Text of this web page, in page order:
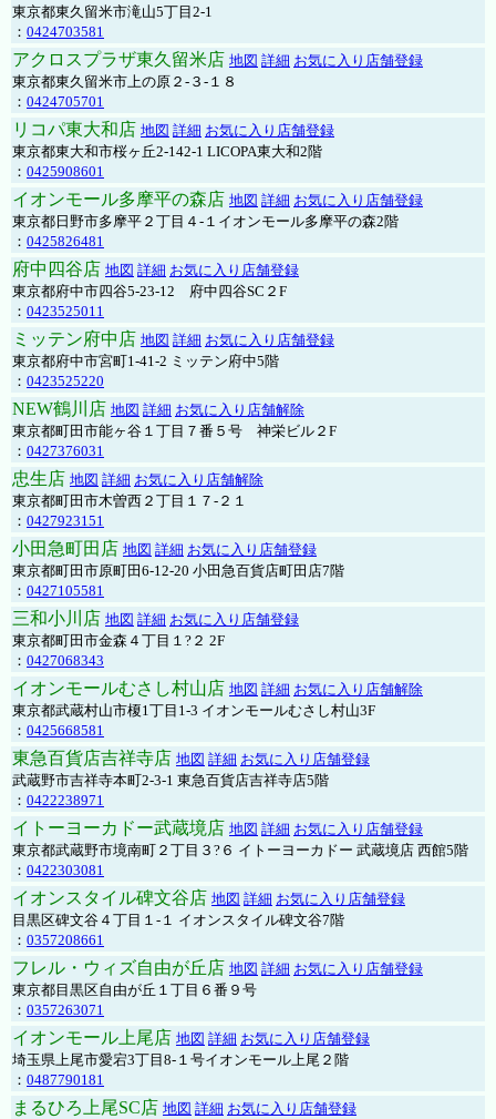
東京都東久留米市滝山5丁目2-1
： 0424703581
アクロスプラザ東久留米店 地図 詳細 お気に入り店舗登録
東京都東久留米市上の原２-３-１８
： 0424705701
リコパ東大和店 地図 詳細 お気に入り店舗登録
東京都東大和市桜ヶ丘2-142-1 LICOPA東大和2階
： 0425908601
イオンモール多摩平の森店 地図 詳細 お気に入り店舗登録
東京都日野市多摩平２丁目４-１イオンモール多摩平の森2階
： 0425826481
府中四谷店 地図 詳細 お気に入り店舗登録
東京都府中市四谷5-23-12 府中四谷SC２F
： 0423525011
ミッテン府中店 地図 詳細 お気に入り店舗登録
東京都府中市宮町1-41-2 ミッテン府中5階
： 0423525220
NEW鶴川店 地図 詳細 お気に入り店舗解除
東京都町田市能ヶ谷１丁目７番５号 神栄ビル２F
： 0427376031
忠生店 地図 詳細 お気に入り店舗解除
東京都町田市木曽西２丁目１７-２１
： 0427923151
小田急町田店 地図 詳細 お気に入り店舗登録
東京都町田市原町田6-12-20 小田急百貨店町田店7階
： 0427105581
三和小川店 地図 詳細 お気に入り店舗登録
東京都町田市金森４丁目１?２ 2F
： 0427068343
イオンモールむさし村山店 地図 詳細 お気に入り店舗解除
東京都武蔵村山市榎1丁目1-3 イオンモールむさし村山3F
： 0425668581
東急百貨店吉祥寺店 地図 詳細 お気に入り店舗登録
武蔵野市吉祥寺本町2-3-1 東急百貨店吉祥寺店5階
： 0422238971
イトーヨーカドー武蔵境店 地図 詳細 お気に入り店舗登録
東京都武蔵野市境南町２丁目３?６ イトーヨーカドー 武蔵境店 西館5階
： 0422303081
イオンスタイル碑文谷店 地図 詳細 お気に入り店舗登録
目黒区碑文谷４丁目１-１ イオンスタイル碑文谷7階
： 0357208661
フレル・ウィズ自由が丘店 地図 詳細 お気に入り店舗登録
東京都目黒区自由が丘１丁目６番９号
： 0357263071
イオンモール上尾店 地図 詳細 お気に入り店舗登録
埼玉県上尾市愛宕3丁目8-１号イオンモール上尾２階
： 0487790181
まるひろ上尾SC店 地図 詳細 お気に入り店舗登録